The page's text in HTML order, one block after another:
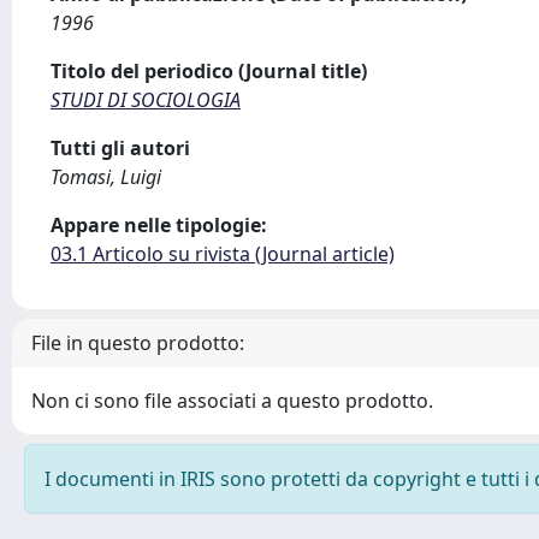
1996
Titolo del periodico (Journal title)
STUDI DI SOCIOLOGIA
Tutti gli autori
Tomasi, Luigi
Appare nelle tipologie:
03.1 Articolo su rivista (Journal article)
File in questo prodotto:
Non ci sono file associati a questo prodotto.
I documenti in IRIS sono protetti da copyright e tutti